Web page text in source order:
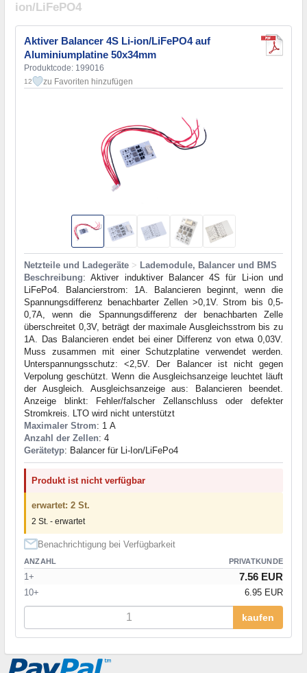
ion/LiFePO4
Aktiver Balancer 4S Li-ion/LiFePO4 auf
Aluminiumplatine 50x34mm
Produktcode: 199016
12 zu Favoriten hinzufügen
Netzteile und Ladegeräte > Lademodule, Balancer und BMS
Beschreibung: Aktiver induktiver Balancer 4S für Li-ion und
LiFePo4. Balancierstrom: 1A. Balancieren beginnt, wenn die
Spannungsdifferenz benachbarter Zellen >0,1V. Strom bis 0,5-
0,7A, wenn die Spannungsdifferenz der benachbarten Zelle
überschreitet 0,3V, beträgt der maximale Ausgleichsstrom bis zu
1A. Das Balancieren endet bei einer Differenz von etwa 0,03V.
Muss zusammen mit einer Schutzplatine verwendet werden.
Unterspannungsschutz: <2,5V. Der Balancer ist nicht gegen
Verpolung geschützt. Wenn die Ausgleichsanzeige leuchtet läuft
der Ausgleich. Ausgleichsanzeige aus: Balancieren beendet.
Anzeige blinkt: Fehler/falscher Zellanschluss oder defekter
Stromkreis. LTO wird nicht unterstützt
Maximaler Strom: 1 А
Anzahl der Zellen: 4
Gerätetyp: Balancer für Li-Ion/LiFePo4
Produkt ist nicht verfügbar
erwartet: 2 St.
2 St. - erwartet
Benachrichtigung bei Verfügbarkeit
ANZAHL PRIVATKUNDE
1+ 7.56 EUR
10+ 6.95 EUR
kaufen